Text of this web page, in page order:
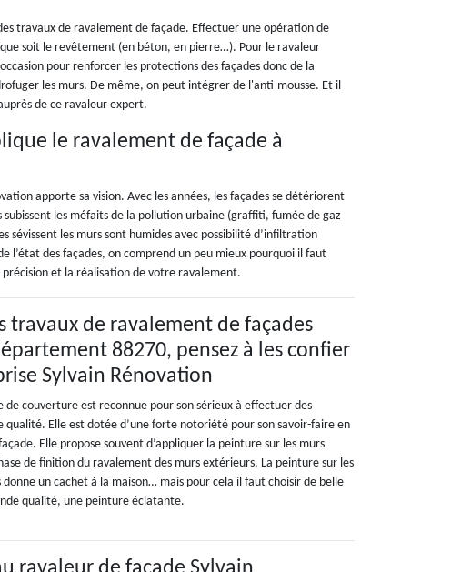
travaux de ravalement de façade. Effectuer une opération de
soit le revêtement (en béton, en pierre…). Pour le ravaleur
pour renforcer les protections des façades donc de la
les murs. De même, on peut intégrer de l'anti-mousse. Et il
de ce ravaleur expert.
le ravalement de façade à
apporte sa vision. Avec les années, les façades se détériorent
les méfaits de la pollution urbaine (graffiti, fumée de gaz
sévissent les murs sont humides avec possibilité d’infiltration
l’état des façades, on comprend un peu mieux pourquoi il faut
et la réalisation de votre ravalement.
travaux de ravalement de façades
88270, pensez à les confier
Sylvain Rénovation
de couverture est reconnue pour son sérieux à effectuer des
qualité. Elle est dotée d’une forte notoriété pour son savoir-faire en
Elle propose souvent d’appliquer la peinture sur les murs
de finition du ravalement des murs extérieurs. La peinture sur les
un cachet à la maison… mais pour cela il faut choisir de belle
qualité, une peinture éclatante.